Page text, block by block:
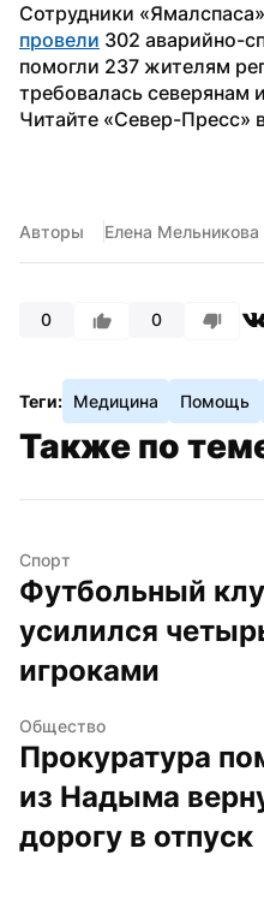
провели 302 аварийно-
помогли 237 жителям
требовалась северянам
Читайте «Север-Пресс»
Авторы Елена Мельникова
0 0
Теги: Медицина Помощь
Также по
Спорт
Футбольный
усилился
игроками
Общество
Прокуратура
из Надыма
дорогу в отпуск